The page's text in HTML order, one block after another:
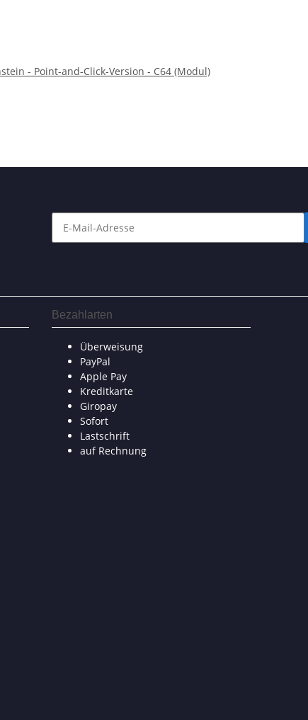
- Point-and-Click-Version - C64 (Modul)
Bezahlarten
Überweisung
PayPal
Apple Pay
Kreditkarte
Giropay
Sofort
Lastschrift
auf Rechnung